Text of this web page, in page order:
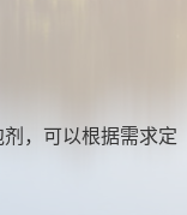
，可以根据需求定